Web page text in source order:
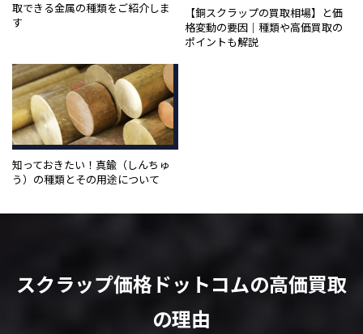
取できる金属の種類をご紹介しま
す
【銅スクラップの買取相場】と価
格変動の要因｜種類や高価買取の
ポイントも解説
知っておきたい！真鍮（しんちゅ
う）の種類とその用途について
スクラップ価格ドットコムの高価買取
の理由